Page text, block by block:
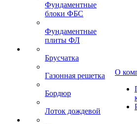
Фундаментные
блоки ФБС
Фундаментные
плиты ФЛ
Брусчатка
Газонная решетка
Бордюр
Лоток дождевой
О